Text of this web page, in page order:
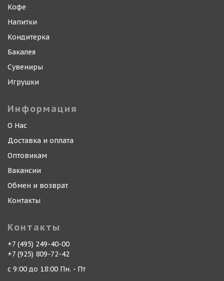
Кофе
Напитки
Кондитерка
Бакалея
Сувениры
Игрушки
Информация
О Нас
Доставка и оплата
Оптовикам
Вакансии
Обмен и возврат
Контакты
Контакты
+7 (495) 249-40-00
+7 (925) 809-72-42
с 9:00 до 18:00 Пн. - Пт